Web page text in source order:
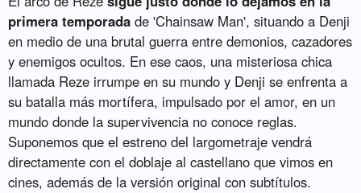
primera temporada de 'Chainsaw Man', situando a Denji
en medio de una brutal guerra entre demonios, cazadores
y enemigos ocultos. En ese caos, una misteriosa chica
llamada Reze irrumpe en su mundo y Denji se enfrenta a
su batalla más mortífera, impulsado por el amor, en un
mundo donde la supervivencia no conoce reglas.
Suponemos que el estreno del largometraje vendrá
directamente con el doblaje al castellano que vimos en
cines, además de la versión original con subtítulos.